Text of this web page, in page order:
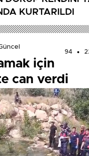
KURTARILDI
94
için
can verdi